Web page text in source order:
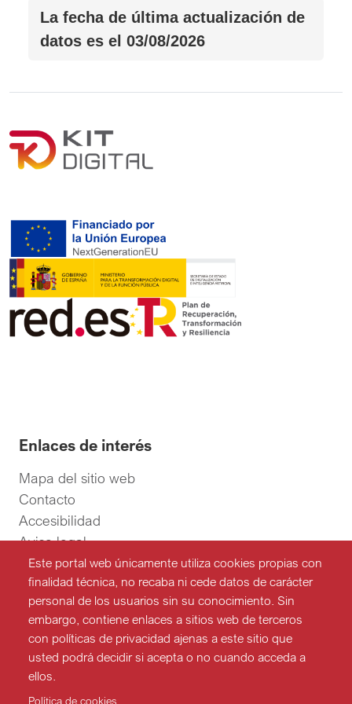
La fecha de última actualización de
datos es el 03/08/2026
Este portal web únicamente utiliza cookies propias con
finalidad técnica, no recaba ni cede datos de carácter
personal de los usuarios sin su conocimiento. Sin
embargo, contiene enlaces a sitios web de terceros
con políticas de privacidad ajenas a este sitio que
usted podrá decidir si acepta o no cuando acceda a
ellos.
Política de cookies
Enlaces de interés
Mapa del sitio web
Contacto
Accesibilidad
Aviso legal
Política de privacidad
Política de cookies
Síguenos en redes